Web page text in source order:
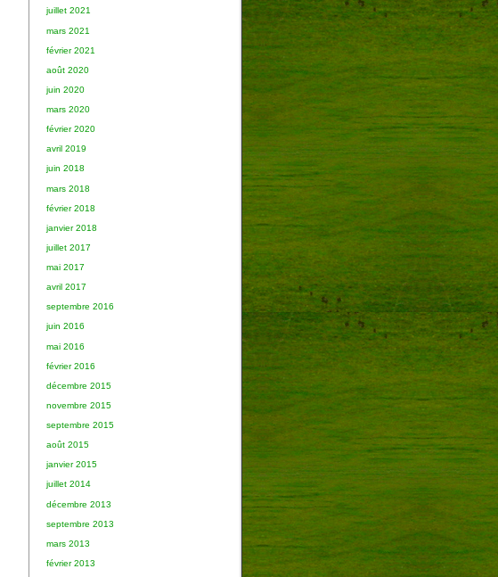
juillet 2021
mars 2021
février 2021
août 2020
juin 2020
mars 2020
février 2020
avril 2019
juin 2018
mars 2018
février 2018
janvier 2018
juillet 2017
mai 2017
avril 2017
septembre 2016
juin 2016
mai 2016
février 2016
décembre 2015
novembre 2015
septembre 2015
août 2015
janvier 2015
juillet 2014
décembre 2013
septembre 2013
mars 2013
février 2013